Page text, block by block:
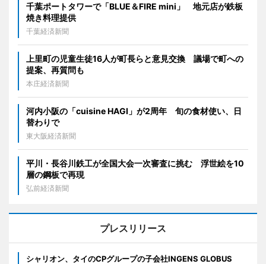
千葉ポートタワーで「BLUE＆FIRE mini」 地元店が鉄板
焼き料理提供
千葉経済新聞
上里町の児童生徒16人が町長らと意見交換 議場で町への
提案、再質問も
本庄経済新聞
河内小阪の「cuisine HAGI」が2周年 旬の食材使い、日
替わりで
東大阪経済新聞
平川・長谷川鉄工が全国大会一次審査に挑む 浮世絵を10
層の鋼板で再現
弘前経済新聞
プレスリリース
シャリオン、タイのCPグループの子会社INGENS GLOBUS